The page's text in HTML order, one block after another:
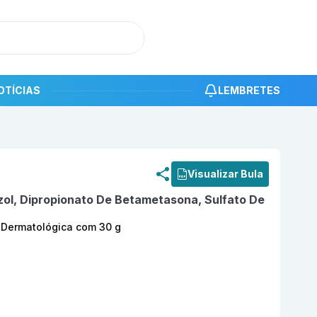
LEMBRETES
Visualizar Bula
Dipropionato De Betametasona, Sulfato De
com 30 g